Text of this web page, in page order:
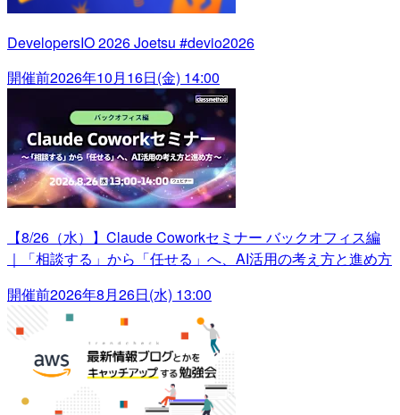
DevelopersIO 2026 Joetsu #devio2026
開催前2026年10月16日(金) 14:00
【8/26（水）】Claude Coworkセミナー バックオフィス編
｜「相談する」から「任せる」へ、AI活用の考え方と進め方
開催前2026年8月26日(水) 13:00